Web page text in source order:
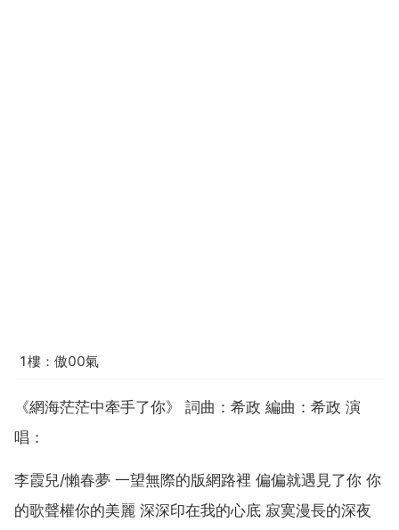
1樓：傲00氣
《網海茫茫中牽手了你》 詞曲：希政 編曲：希政 演
唱：
李霞兒/懶春夢 一望無際的版網路裡 偏偏就遇見了你 你
的歌聲權你的美麗 深深印在我的心底 寂寞漫長的深夜